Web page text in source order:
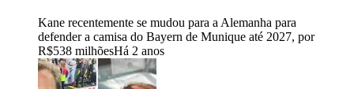
Kane recentemente se mudou para a Alemanha para
defender a camisa do Bayern de Munique até 2027, por
R$538 milhõesHá 2 anos